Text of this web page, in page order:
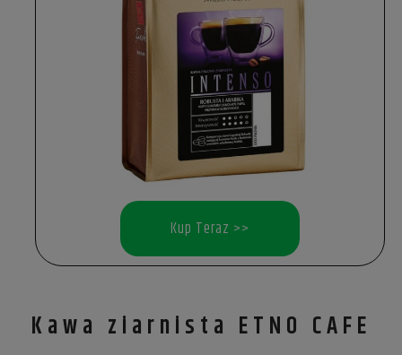
Kup Teraz >>
Kawa ziarnista ETNO CAFE